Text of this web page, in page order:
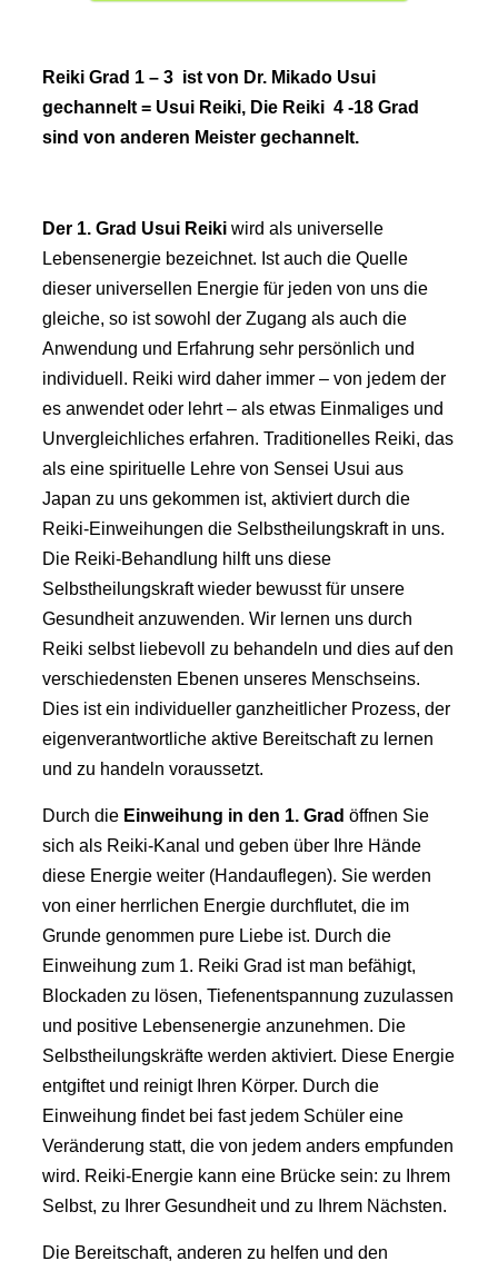
Reiki Grad 1 – 3 ist von Dr. Mikado Usui
gechannelt = Usui Reiki, Die Reiki 4 -18 Grad
sind von anderen Meister gechannelt.
Der 1. Grad Usui Reiki wird als universelle
Lebensenergie bezeichnet. Ist auch die Quelle
dieser universellen Energie für jeden von uns die
gleiche, so ist sowohl der Zugang als auch die
Anwendung und Erfahrung sehr persönlich und
individuell. Reiki wird daher immer – von jedem der
es anwendet oder lehrt – als etwas Einmaliges und
Unvergleichliches erfahren. Traditionelles Reiki, das
als eine spirituelle Lehre von Sensei Usui aus
Japan zu uns gekommen ist, aktiviert durch die
Reiki-Einweihungen die Selbstheilungskraft in uns.
Die Reiki-Behandlung hilft uns diese
Selbstheilungskraft wieder bewusst für unsere
Gesundheit anzuwenden. Wir lernen uns durch
Reiki selbst liebevoll zu behandeln und dies auf den
verschiedensten Ebenen unseres Menschseins.
Dies ist ein individueller ganzheitlicher Prozess, der
eigenverantwortliche aktive Bereitschaft zu lernen
und zu handeln voraussetzt.
Durch die Einweihung in den 1. Grad öffnen Sie
sich als Reiki-Kanal und geben über Ihre Hände
diese Energie weiter (Handauflegen). Sie werden
von einer herrlichen Energie durchflutet, die im
Grunde genommen pure Liebe ist. Durch die
Einweihung zum 1. Reiki Grad ist man befähigt,
Blockaden zu lösen, Tiefenentspannung zuzulassen
und positive Lebensenergie anzunehmen. Die
Selbstheilungskräfte werden aktiviert. Diese Energie
entgiftet und reinigt Ihren Körper. Durch die
Einweihung findet bei fast jedem Schüler eine
Veränderung statt, die von jedem anders empfunden
wird. Reiki-Energie kann eine Brücke sein: zu Ihrem
Selbst, zu Ihrer Gesundheit und zu Ihrem Nächsten.
Die Bereitschaft, anderen zu helfen und den